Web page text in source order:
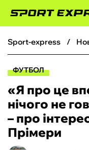
ФУТБОЛ
БОКС
ХОКЕЙ
sport-express
ФУТБОЛ
«Я про це
нічого не
– про
Прімери